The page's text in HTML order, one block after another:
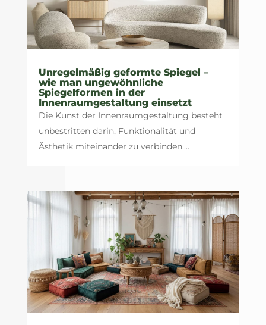
Unregelmäßig geformte Spiegel –
wie man ungewöhnliche
Spiegelformen in der
Innenraumgestaltung einsetzt
Die Kunst der Innenraumgestaltung besteht
unbestritten darin, Funktionalität und
Ästhetik miteinander zu verbinden....